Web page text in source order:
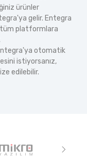
ürünler
gelir. Entegra
tüm platformlara
otomatik
istiyorsanız,
edilebilir.